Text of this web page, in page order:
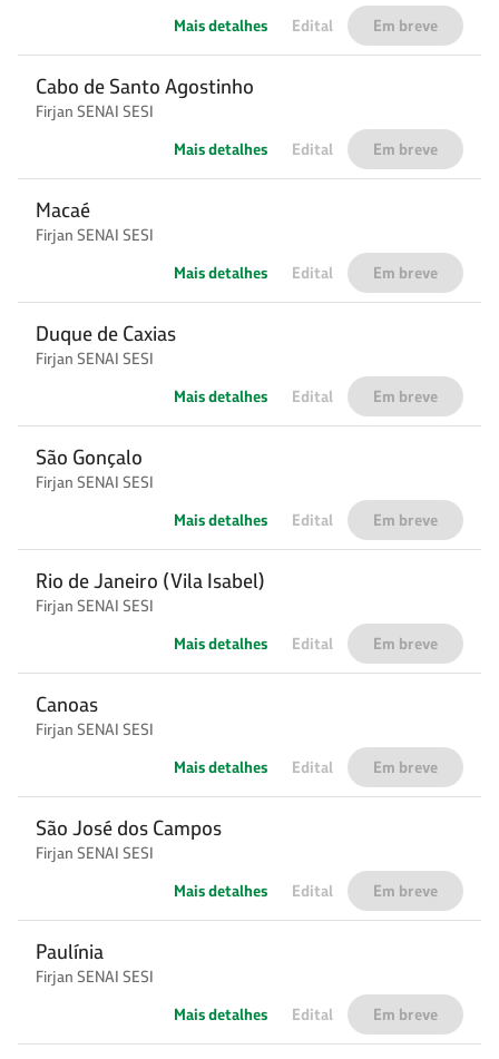
Mais detalhes Edital Em breve
Cabo de Santo Agostinho
Firjan SENAI SESI
Mais detalhes Edital Em breve
Macaé
Firjan SENAI SESI
Mais detalhes Edital Em breve
Duque de Caxias
Firjan SENAI SESI
Mais detalhes Edital Em breve
São Gonçalo
Firjan SENAI SESI
Mais detalhes Edital Em breve
Rio de Janeiro (Vila Isabel)
Firjan SENAI SESI
Mais detalhes Edital Em breve
Canoas
Firjan SENAI SESI
Mais detalhes Edital Em breve
São José dos Campos
Firjan SENAI SESI
Mais detalhes Edital Em breve
Paulínia
Firjan SENAI SESI
Mais detalhes Edital Em breve